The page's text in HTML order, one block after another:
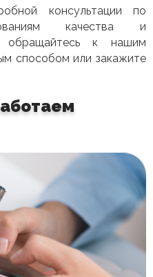
консультации по
качества и
обращайтесь к нашим
способом или закажите